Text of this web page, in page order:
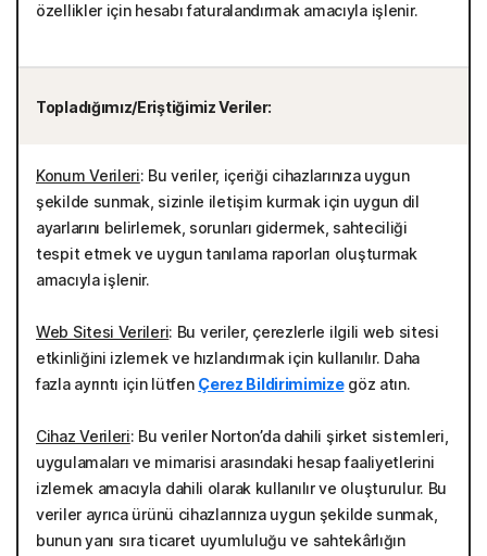
özellikler için hesabı faturalandırmak amacıyla işlenir.
Topladığımız/Eriştiğimiz Veriler:
Konum Verileri: Bu veriler, içeriği cihazlarınıza uygun
şekilde sunmak, sizinle iletişim kurmak için uygun dil
ayarlarını belirlemek, sorunları gidermek, sahteciliği
tespit etmek ve uygun tanılama raporları oluşturmak
amacıyla işlenir.
Web Sitesi Verileri: Bu veriler, çerezlerle ilgili web sitesi
etkinliğini izlemek ve hızlandırmak için kullanılır. Daha
fazla ayrıntı için lütfen Çerez Bildirimimizegöz atın.
Cihaz Verileri: Bu veriler Norton’da dahili şirket sistemleri,
uygulamaları ve mimarisi arasındaki hesap faaliyetlerini
izlemek amacıyla dahili olarak kullanılır ve oluşturulur. Bu
veriler ayrıca ürünü cihazlarınıza uygun şekilde sunmak,
bunun yanı sıra ticaret uyumluluğu ve sahtekârlığın